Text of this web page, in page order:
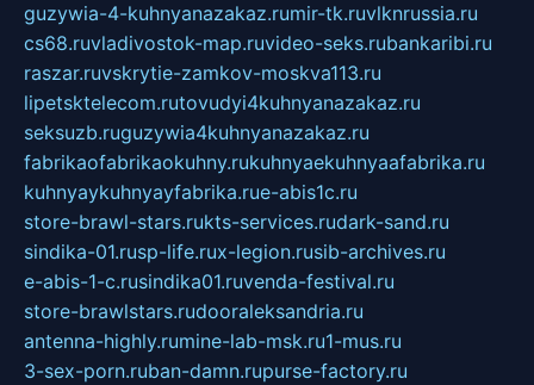
guzywia-4-kuhnyanazakaz.rumir-tk.ruvlknrussia.ru
cs68.ruvladivostok-map.ruvideo-seks.rubankaribi.ru
raszar.ruvskrytie-zamkov-moskva113.ru
lipetsktelecom.rutovudyi4kuhnyanazakaz.ru
seksuzb.ruguzywia4kuhnyanazakaz.ru
fabrikaofabrikaokuhny.rukuhnyaekuhnyaafabrika.ru
kuhnyaykuhnyayfabrika.rue-abis1c.ru
store-brawl-stars.rukts-services.rudark-sand.ru
sindika-01.rusp-life.rux-legion.rusib-archives.ru
e-abis-1-c.rusindika01.ruvenda-festival.ru
store-brawlstars.rudooraleksandria.ru
antenna-highly.rumine-lab-msk.ru1-mus.ru
3-sex-porn.ruban-damn.rupurse-factory.ru